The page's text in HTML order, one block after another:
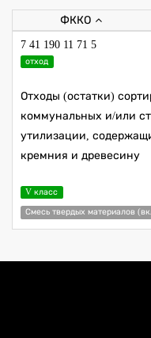
ФККО
7 41 190 11 71 5
отход
Отходы (остатки)
коммунальных и/или
утилизации,
кремния и древесину
V класс
Смесь твердых материалов